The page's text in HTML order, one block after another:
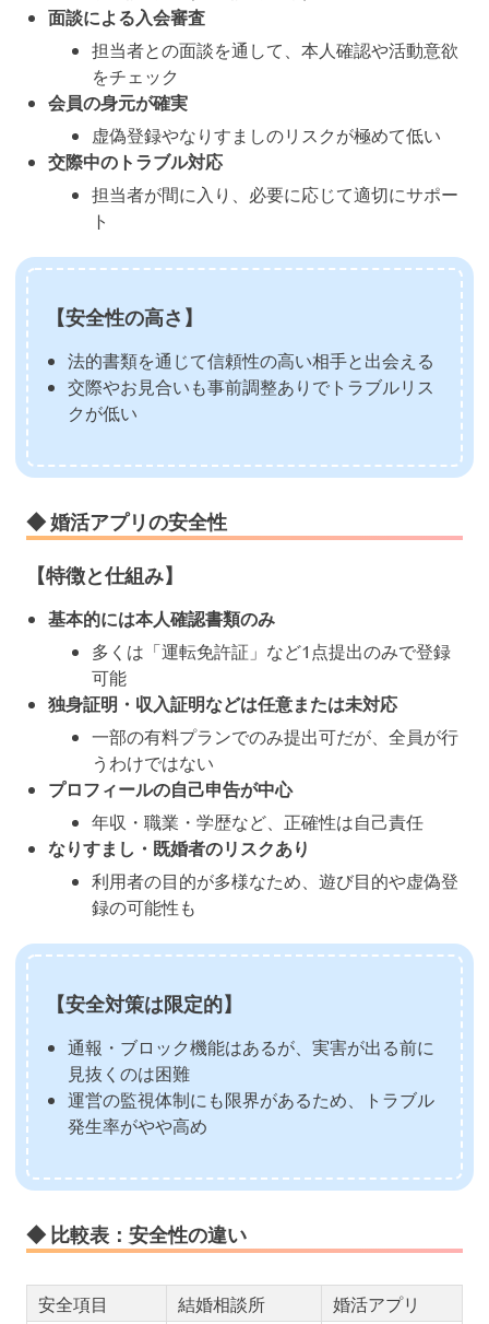
面談による入会審査
担当者との面談を通して、本人確認や活動意欲
をチェック
会員の身元が確実
虚偽登録やなりすましのリスクが極めて低い
交際中のトラブル対応
担当者が間に入り、必要に応じて適切にサポー
ト
【安全性の高さ】
法的書類を通じて信頼性の高い相手と出会える
交際やお見合いも事前調整ありでトラブルリス
クが低い
◆ 婚活アプリの安全性
【特徴と仕組み】
基本的には本人確認書類のみ
多くは「運転免許証」など1点提出のみで登録
可能
独身証明・収入証明などは任意または未対応
一部の有料プランでのみ提出可だが、全員が行
うわけではない
プロフィールの自己申告が中心
年収・職業・学歴など、正確性は自己責任
なりすまし・既婚者のリスクあり
利用者の目的が多様なため、遊び目的や虚偽登
録の可能性も
【安全対策は限定的】
通報・ブロック機能はあるが、実害が出る前に
見抜くのは困難
運営の監視体制にも限界があるため、トラブル
発生率がやや高め
◆ 比較表：安全性の違い
安全項目 結婚相談所 婚活アプリ